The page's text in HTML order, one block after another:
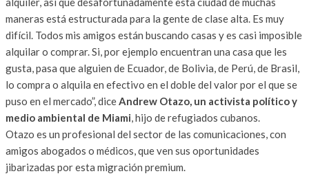
maneras está estructurada para la gente de clase alta. Es muy
difícil. Todos mis amigos están buscando casas y es casi imposible
alquilar o comprar. Si, por ejemplo encuentran una casa que les
gusta, pasa que alguien de Ecuador, de Bolivia, de Perú, de Brasil,
lo compra o alquila en efectivo en el doble del valor por el que se
puso en el mercado”, diceAndrew Otazo, un activista político y
medio ambiental de Miami, hijo de refugiados cubanos.
Otazo es un profesional del sector de las comunicaciones, con
amigos abogados o médicos, que ven sus oportunidades
jibarizadas por esta migración premium.